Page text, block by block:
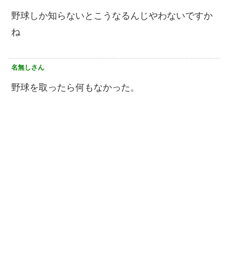
野球しか知らないとこうなるんじやわないですか
ね
名無しさん
野球を取ったら何もなかった。